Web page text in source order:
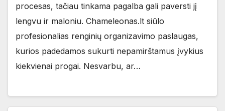
procesas, tačiau tinkama pagalba gali paversti jį
lengvu ir maloniu. Chameleonas.lt siūlo
profesionalias renginių organizavimo paslaugas,
kurios padedamos sukurti nepamirštamus įvykius
kiekvienai progai. Nesvarbu, ar…